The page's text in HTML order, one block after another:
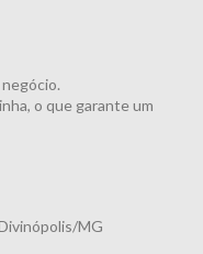
o que garante um
MG